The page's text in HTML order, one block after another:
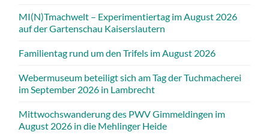
MI(N)Tmachwelt – Experimentiertag im August 2026
auf der Gartenschau Kaiserslautern
Familientag rund um den Trifels im August 2026
Webermuseum beteiligt sich am Tag der Tuchmacherei
im September 2026 in Lambrecht
Mittwochswanderung des PWV Gimmeldingen im
August 2026 in die Mehlinger Heide